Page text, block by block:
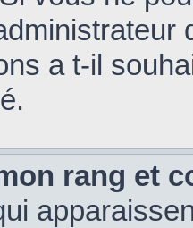
a t-il
rang et